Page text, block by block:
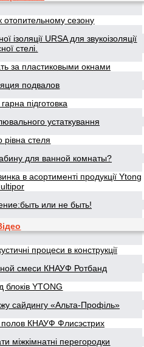
отопительному сезону
ізоляції URSA для звукоізоляції
стелі.
за пластиковыми окнами
подвалов
підготовка
устаткування
рівна стеля
для ванной комнаты?
в асортименті продукції Ytong
или не быть!
процеси в конструкції
смеси КНАУФ Ротбанд
YTONG
сайдингу «Альта-Профіль»
полов КНАУФ Флисэстрих
міжкімнатні перегородки